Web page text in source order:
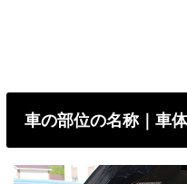
車の部位の名称｜車